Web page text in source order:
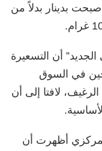
بدينار بدلاً من
أن التسعيرة
في السوق
لافتا إلى أن
أظهرت أن